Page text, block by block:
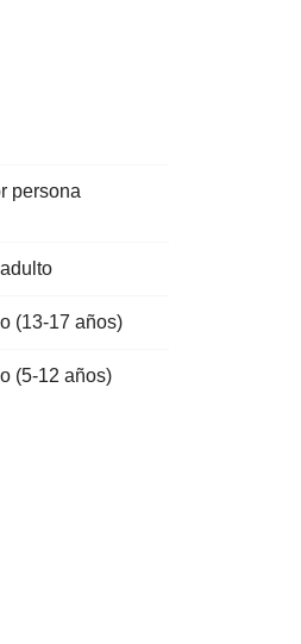
persona
(13-17 años)
(5-12 años)